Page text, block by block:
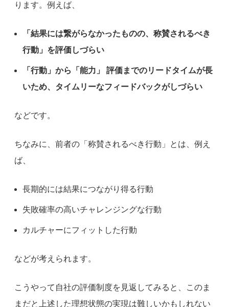
ります。例えば、
「結果には繋がらなかったものの、称賛されるべき
行動」を評価しづらい
「行動」から「能力」 評価までのリードタイムが長
いため、タイムリーなフィードバックがしづらい
などです。
ちなみに、前者の「称賛されるべき行動」とは、例え
ば、
長期的には結果につながり得る行動
失敗確率の高いチャレンジングな行動
カルチャーにフィットした行動
などが考えられます。
こうやって自社の評価制度を見返してみると、このま
まだと上述した理想状態の実現は難しいかもしれない